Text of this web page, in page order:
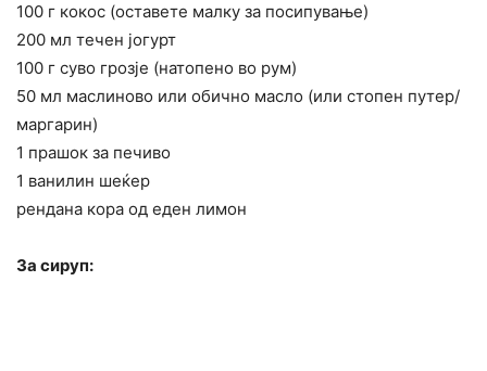
100 г кокос (оставете малку за посипување)
200 мл течен јогурт
100 г суво грозје (натопено во рум)
50 мл маслиново или обично масло (или стопен путер/
маргарин)
1 прашок за печиво
1 ванилин шеќер
рендана кора од еден лимон
За сируп: